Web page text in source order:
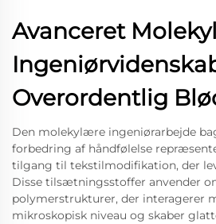
Avanceret
Overordentlig
Den molekylære ingeniørarbejde
forbedring af håndfølelse
tilgang til tekstilmodifikation, der
Disse tilsætningsstoffer anvender
polymerstrukturer, der interagerer
mikroskopisk niveau og skaber